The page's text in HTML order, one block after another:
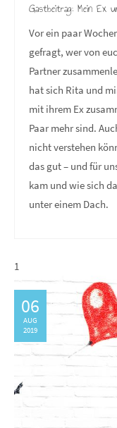
Gastbeitrag: Mein Ex
Vor ein paar
gefragt, wer von
Partner
hat sich Rita und
mit ihrem Ex
Paar mehr sind.
nicht verstehen
das gut – und für
kam und wie sich
unter einem Dach.
1
06
AUG
2019